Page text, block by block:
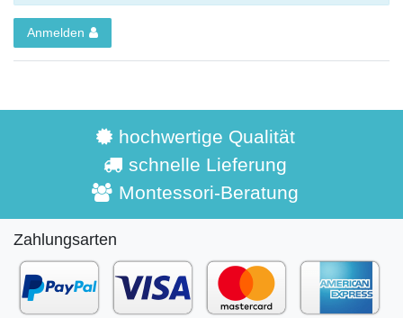
Anmelden
hochwertige Qualität
schnelle Lieferung
Montessori-Beratung
Zahlungsarten